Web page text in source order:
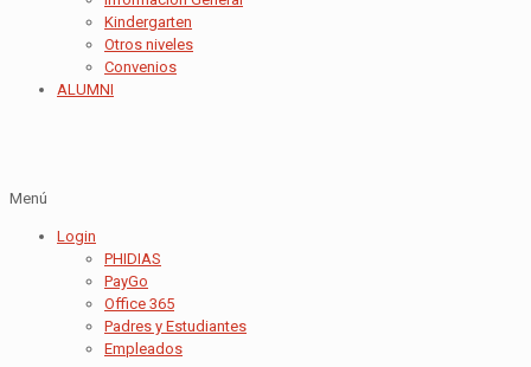
Kindergarten
Otros niveles
Convenios
ALUMNI
Menú
Login
PHIDIAS
PayGo
Office 365
Padres y Estudiantes
Empleados